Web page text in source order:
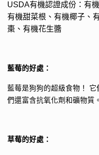
USDA有機認證成份： 有
有機甜菜根、有機椰子、
棗、有機花生醬
藍莓的好處：
藍莓是狗狗的超級食物！
們還富含抗氧化劑和礦物質
草莓的好處：